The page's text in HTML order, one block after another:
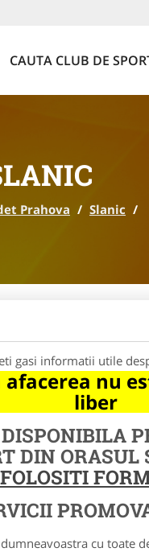
CAUTA CLUB DE
Prahova / Slanic /
gasi informatii utile
nu
liber
DIN ORASUL
cu toate